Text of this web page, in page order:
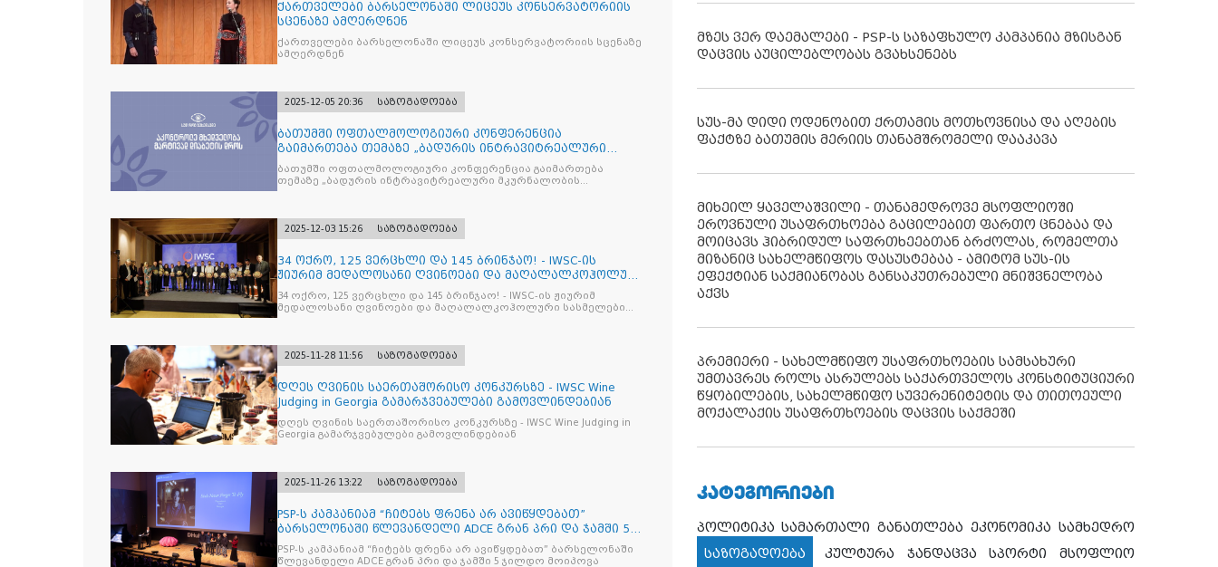
ქართველები ბარსელონაში ლიცეუს კონსერვატორიის
სცენაზე ამღერდნენ
ქართველები ბარსელონაში ლიცეუს კონსერვატორიის სცენაზე
ამღერდნენ
2025-12-05 20:36 საზოგადოება
ბათუმში ოფთალმოლოგიური კონფერენცია
გაიმართება თემაზე „ბადურის ინტრავიტრეალური
მკურნალობის ოპტიმიზაცი
ბათუმში ოფთალმოლოგიური კონფერენცია გაიმართება
თემაზე „ბადურის ინტრავიტრეალური მკურნალობის
2025-12-03 15:26 საზოგადოება
34 ოქრო, 125 ვერცხლი და 145 ბრინჯაო! - IWSC-ის
ჟიურიმ მედალოსანი ღვინოები და მაღალალკოჰოლური
სასმელე
34 ოქრო, 125 ვერცხლი და 145 ბრინჯაო! - IWSC-ის ჟიურიმ
მედალოსანი ღვინოები და მაღალალკოჰოლური სასმელები
2025-11-28 11:56 საზოგადოება
დღეს ღვინის საერთაშორისო კონკურსზე - IWSC Wine
Judging in Georgia გამარჯვებულები გამოვლინდებიან
დღეს ღვინის საერთაშორისო კონკურსზე - IWSC Wine Judging in
Georgia გამარჯვებულები გამოვლინდებიან
2025-11-26 13:22 საზოგადოება
PSP-ს კამპანიამ “ჩიტებს ფრენა არ ავიწყდებათ”
ბარსელონაში წლევანდელი ADCE გრან პრი და ჯამში 5
ჯილდო მ
PSP-ს კამპანიამ “ჩიტებს ფრენა არ ავიწყდებათ” ბარსელონაში
წლევანდელი ADCE გრან პრი და ჯამში 5 ჯილდო მოიპოვა
მზეს ვერ დაემალები - PSP-ს საზაფხულო კამპანია მზისგან
დაცვის აუცილებლობას გვახსენებს
სუს-მა დიდი ოდენობით ქრთამის მოთხოვნისა და აღების
ფაქტზე ბათუმის მერიის თანამშრომელი დააკავა
მიხეილ ყაველაშვილი - თანამედროვე მსოფლიოში
ეროვნული უსაფრთხოება გაცილებით ფართო ცნებაა და
მოიცავს ჰიბრიდულ საფრთხეებთან ბრძოლას, რომელთა
მიზანიც სახელმწიფოს დასუსტებაა - ამიტომ სუს-ის
ეფექტიან საქმიანობას განსაკუთრებული მნიშვნელობა
აქვს
პრემიერი - სახელმწიფო უსაფრთხოების სამსახური
უმთავრეს როლს ასრულებს საქართველოს კონსტიტუციური
წყობილების, სახელმწიფო სუვერენიტეტის და თითოეული
მოქალაქის უსაფრთხოების დაცვის საქმეში
ᲙᲐᲢᲔᲒᲝᲠᲘᲔᲑᲘ
პოლიტიკა სამართალი განათლება ეკონომიკა სამხედრო
საზოგადოება
კულტურა ჯანდაცვა სპორტი მსოფლიო